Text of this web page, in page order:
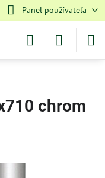
Panel používateľa
chrom